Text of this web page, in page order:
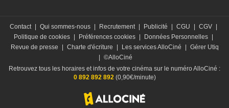
Contact | Qui sommes-nous | Recrutement | Publicité | CGU | CGV |
Politique de cookies | Préférences cookies | Données Personnelles |
Revue de presse
| Charte d'écriture | Les services AlloCiné | Gérer Utiq
| ©AlloCiné
Retrouvez tous les horaires et infos de votre cinéma sur le numéro AlloCiné :
0 892 892 892 (0,90€/minute)